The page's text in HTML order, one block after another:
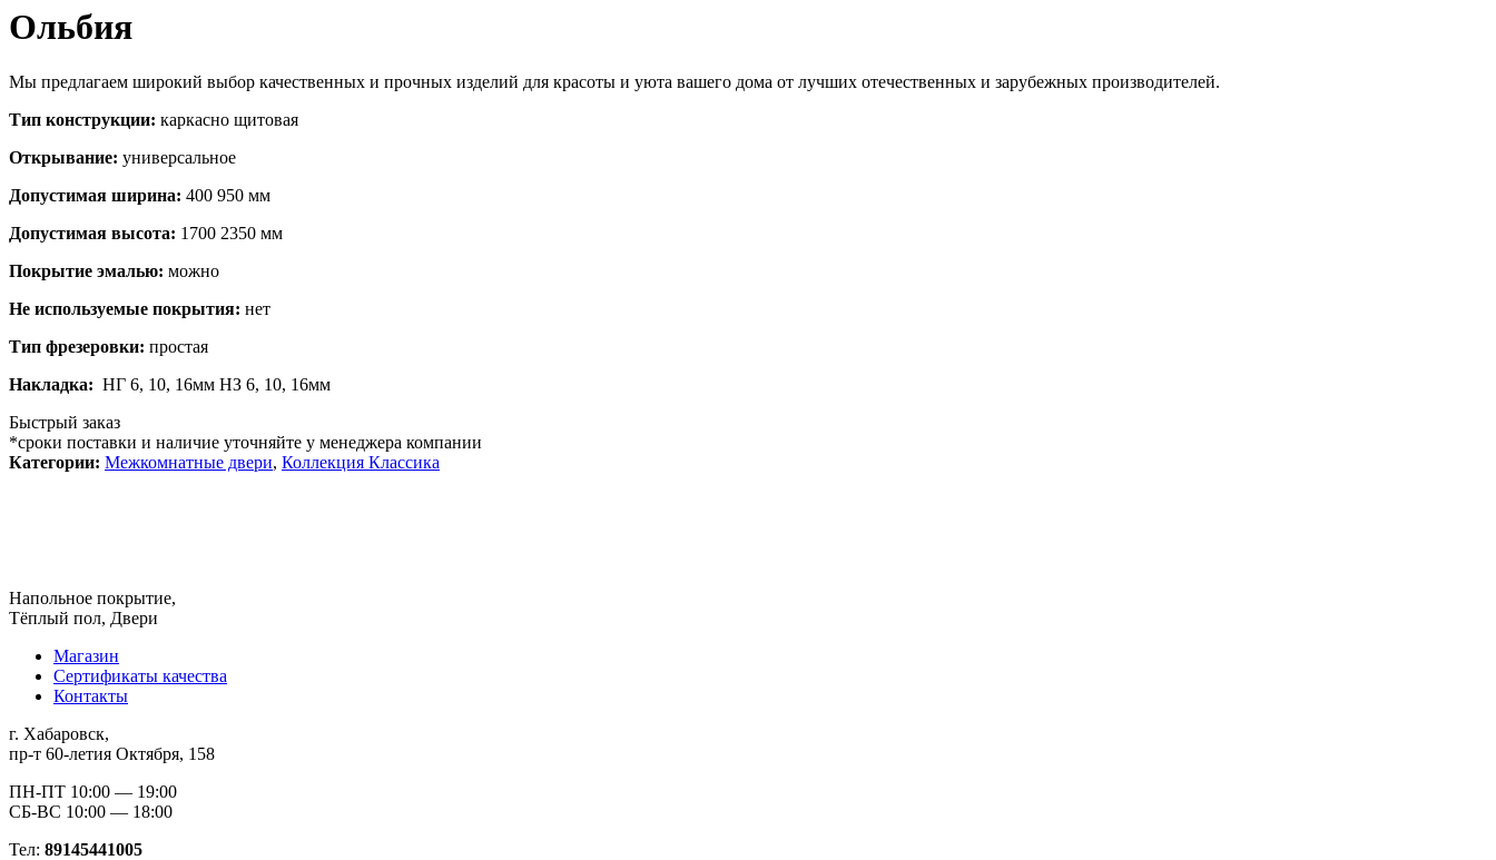
Ольбия
Мы предлагаем широкий выбор качественных и прочных изделий для красоты и уюта вашего дома от лучших отечественных и зарубежных производителей.
Тип конструкции: каркасно щитовая
Открывание: универсальное
Допустимая ширина: 400 950 мм
Допустимая высота: 1700 2350 мм
Покрытие эмалью: можно
Не используемые покрытия: нет
Тип фрезеровки: простая
Накладка: НГ 6, 10, 16мм НЗ 6, 10, 16мм
Быстрый заказ
*сроки поставки и наличие уточняйте у менеджера компании
Категории: Межкомнатные двери, Коллекция Классика
Напольное покрытие,
Тёплый пол, Двери
Магазин
Сертификаты качества
Контакты
г. Хабаровск,
пр-т 60-летия Октября, 158
ПН-ПТ 10:00 — 19:00
СБ-ВС 10:00 — 18:00
Тел: 89145441005